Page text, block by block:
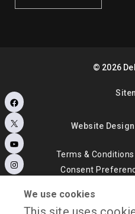
© 2026
Website
Terms & Conditions
Consent
Facebook
X
YouTube
Instagram
We use cookies